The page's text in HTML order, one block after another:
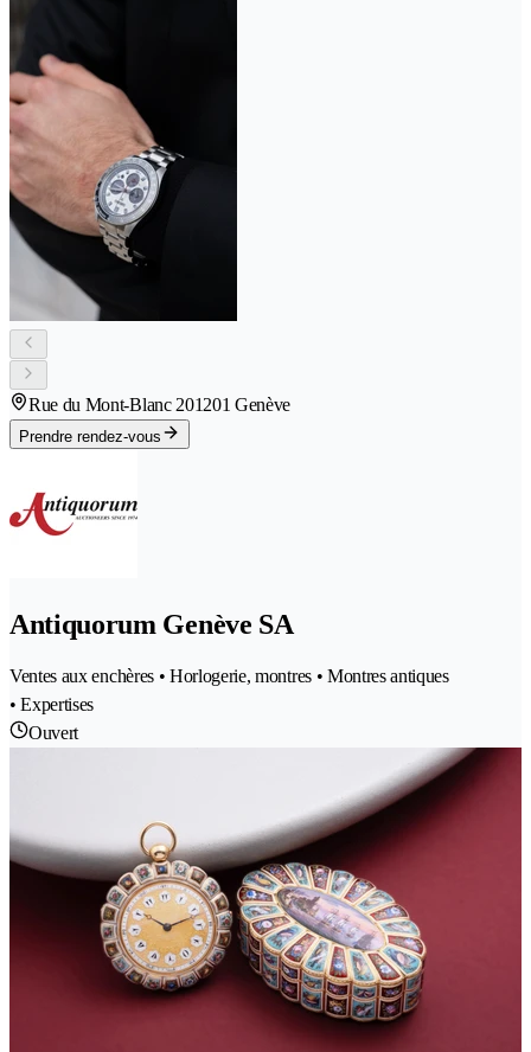
Rue du Mont-Blanc 201201 Genève
Prendre rendez-vous
Antiquorum Genève SA
Ventes aux enchères • Horlogerie, montres • Montres antiques
• Expertises
Ouvert